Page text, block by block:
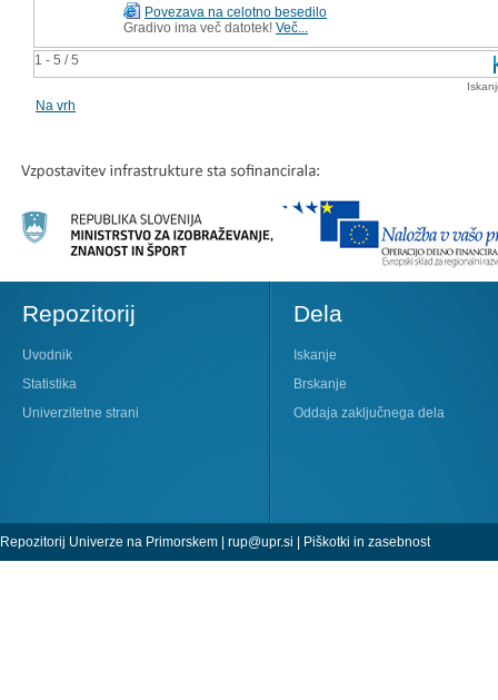
1 - 5 / 5
Povezava na celotno besedilo
Gradivo ima več datotek! Več...
Na vrh
Repozitorij
Uvodnik
Statistika
Univerzitetne strani
Dela
Iskanje
Brskanje
Oddaja zaključnega dela
Repozitorij Univerze na Primorskem | rup@upr.si | Piškotki in zasebnost